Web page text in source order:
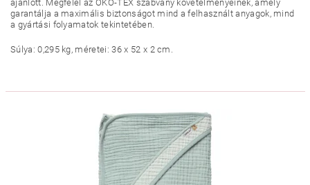
ajánlott. Megfelel az OKO-TEX szabvány követelményeinek, amely
garantálja a maximális biztonságot mind a felhasznált anyagok, mind
a gyártási folyamatok tekintetében.
Súlya: 0,295 kg, méretei: 36 x 52 x 2 cm.